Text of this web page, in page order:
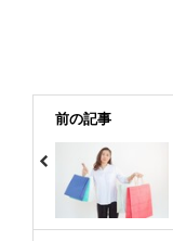
前の記事